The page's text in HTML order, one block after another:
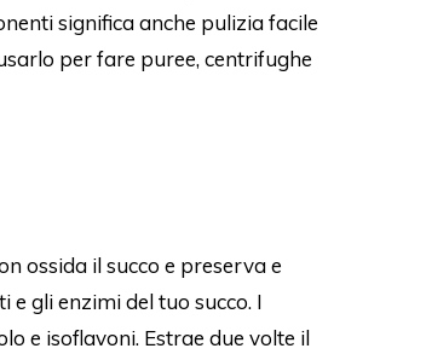
significa anche pulizia facile
per fare puree, centrifughe
ossida il succo e preserva e
gli enzimi del tuo succo. I
e isoflavoni. Estrae due volte il